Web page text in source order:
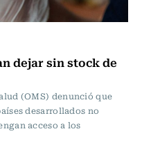
dejar sin stock de
(OMS) denunció que
desarrollados no
acceso a los